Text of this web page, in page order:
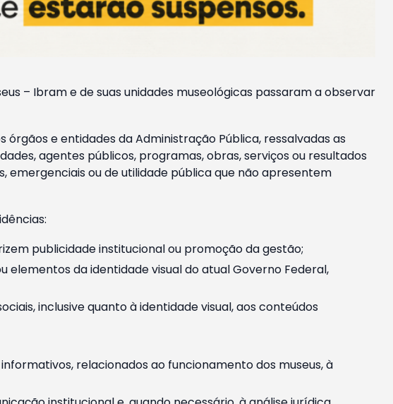
– Ibram e de suas unidades museológicas passaram a observar
e entidades da Administração Pública, ressalvadas as
agentes públicos, programas, obras, serviços ou resultados
ou de utilidade pública que não apresentem
publicidade institucional ou promoção da gestão;
da identidade visual do atual Governo Federal,
inclusive quanto à identidade visual, aos conteúdos
relacionados ao funcionamento dos museus, à